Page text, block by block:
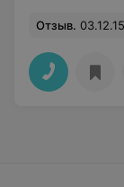
Отзыв. 03.12.15 получив направление от физиотерапевта на